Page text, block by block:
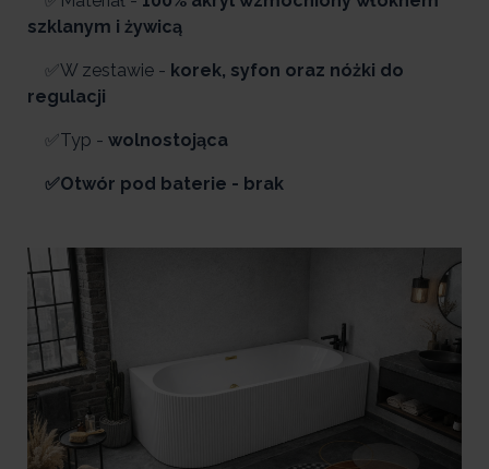
szklanym i żywicą
✅W zestawie - korek, syfon oraz nóżki do
regulacji
✅Typ - wolnostojąca
✅Otwór pod baterie - brak